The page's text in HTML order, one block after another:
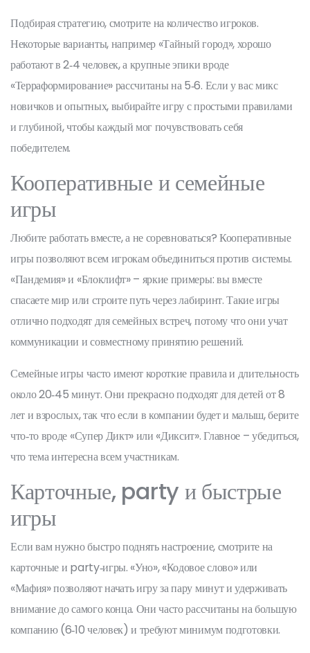
Подбирая стратегию, смотрите на количество игроков.
Некоторые варианты, например «Тайный город», хорошо
работают в 2‑4 человек, а крупные эпики вроде
«Терраформирование» рассчитаны на 5‑6. Если у вас микс
новичков и опытных, выбирайте игру с простыми правилами
и глубиной, чтобы каждый мог почувствовать себя
победителем.
Кооперативные и семейные
игры
Любите работать вместе, а не соревноваться? Кооперативные
игры позволяют всем игрокам объединиться против системы.
«Пандемия» и «Блоклифт» – яркие примеры: вы вместе
спасаете мир или строите путь через лабиринт. Такие игры
отлично подходят для семейных встреч, потому что они учат
коммуникации и совместному принятию решений.
Семейные игры часто имеют короткие правила и длительность
около 20‑45 минут. Они прекрасно подходят для детей от 8
лет и взрослых, так что если в компании будет и малыш, берите
что‑то вроде «Супер Дикт» или «Диксит». Главное – убедиться,
что тема интересна всем участникам.
Карточные, party и быстрые
игры
Если вам нужно быстро поднять настроение, смотрите на
карточные и party‑игры. «Уно», «Кодовое слово» или
«Мафия» позволяют начать игру за пару минут и удерживать
внимание до самого конца. Они часто рассчитаны на большую
компанию (6‑10 человек) и требуют минимум подготовки.